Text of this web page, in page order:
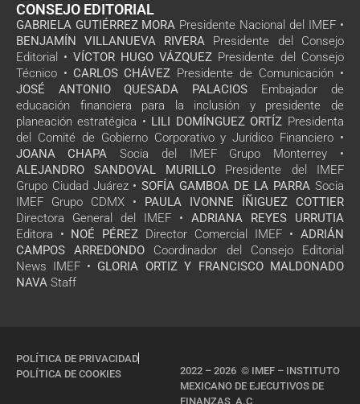
CONSEJO EDITORIAL
GABRIELA GUTIÉRREZ MORA Presidente Nacional del IMEF •
BENJAMÍN VILLANUEVA RIVERA Presidente del Consejo
Editorial • VÍCTOR HUGO VÁZQUEZ Presidente del Consejo
Técnico • CARLOS CHÁVEZ Presidente de Comunicación •
JOSÉ ANTONIO QUESADA PALACIOS Embajador de
educación financiera para la inclusión y presidente de
planeación estratégica • LILI DOMÍNGUEZ ORTÍZ Presidenta
del Comité de Gobierno Corporativo y Jurídico Financiero •
JOANA CHAPA Socia del IMEF Grupo Monterrey •
ALEJANDRO SANDOVAL MURILLO Presidente del IMEF
Grupo Ciudad Juárez • SOFÍA GAMBOA DE LA PARRA Socia
IMEF Grupo CDMX •
PAULA IVONNE ÍÑIGUEZ COTTIER
Directora General del IMEF • ADRIANA REYES URRUTIA
Editora •
NOÉ PÉREZ Director Comercial IMEF • ADRIÁN
CAMPOS ARREDONDO Coordinador del Consejo Editorial
News IMEF • GLORIA ORTIZ Y FRANCISCO MALDONADO
NAVA Staff
2022 – 2026 © IMEF – INSTITUTO
MEXICANO DE EJECUTIVOS DE
FINANZAS, A.C
POLÍTICA DE PRIVACIDAD
POLÍTICA DE COOKIES